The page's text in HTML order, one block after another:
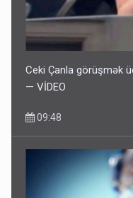
Ceki Çanla görüşmək
— VİDEO
09:48